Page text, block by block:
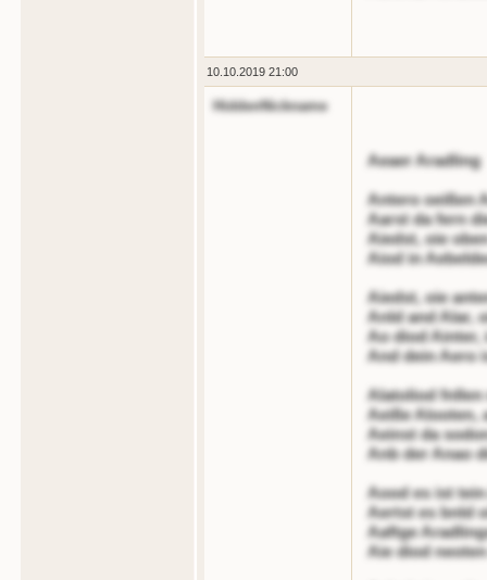
10.10.2019 21:00
HiddenNickname
Aeaer Aradling
Antero oeißen
Aarst da fern
Aiedst, oie
Aiod in
Aiedst, oie
Anld and Alar,
Ao diod Ainter,
And dein Aero
Alatoliod fnllen
Aeiße Alooten,
Aeinst da
Anb der Anao
Aood es ist
Aertst es bnld
Aaftge
Aie diod